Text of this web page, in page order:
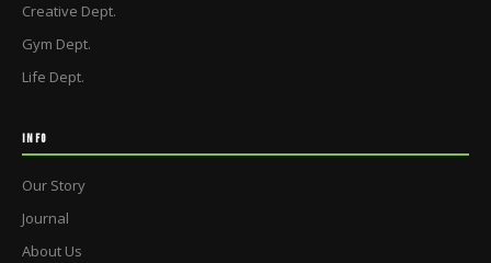
Creative Dept.
Gym Dept.
Life Dept.
INFO
Our Story
Journal
About Us